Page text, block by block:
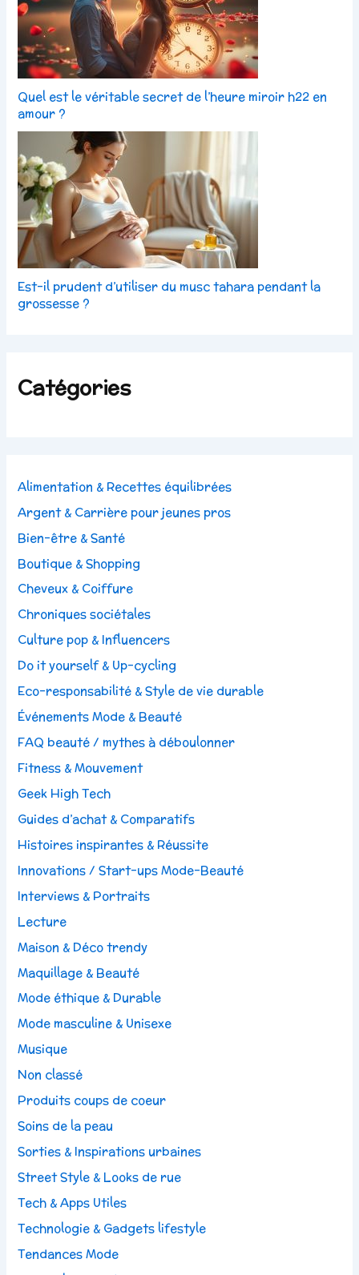
Quel est le véritable secret de l’heure miroir h22 en
amour ?
Est-il prudent d’utiliser du musc tahara pendant la
grossesse ?
Catégories
Alimentation & Recettes équilibrées
Argent & Carrière pour jeunes pros
Bien-être & Santé
Boutique & Shopping
Cheveux & Coiffure
Chroniques sociétales
Culture pop & Influencers
Do it yourself & Up-cycling
Eco-responsabilité & Style de vie durable
Événements Mode & Beauté
FAQ beauté / mythes à déboulonner
Fitness & Mouvement
Geek High Tech
Guides d’achat & Comparatifs
Histoires inspirantes & Réussite
Innovations / Start-ups Mode-Beauté
Interviews & Portraits
Lecture
Maison & Déco trendy
Maquillage & Beauté
Mode éthique & Durable
Mode masculine & Unisexe
Musique
Non classé
Produits coups de coeur
Soins de la peau
Sorties & Inspirations urbaines
Street Style & Looks de rue
Tech & Apps Utiles
Technologie & Gadgets lifestyle
Tendances Mode